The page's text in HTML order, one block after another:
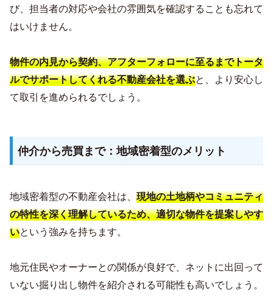
び、担当者の対応や会社の雰囲気を確認することも忘れて
はいけません。
物件の内見から契約、アフターフォローに至るまでトータ
ルでサポートしてくれる不動産会社を選ぶと、より安心し
て取引を進められるでしょう。
仲介から売買まで：地域密着型のメリット
地域密着型の不動産会社は、 現地の土地柄やコミュニティ
の特性を深く理解しているため、適切な物件を提案しやす
いという強みを持ちます。
地元住民やオーナーとの関係が良好で、ネットに出回って
いない掘り出し物件を紹介される可能性も高いでしょう。